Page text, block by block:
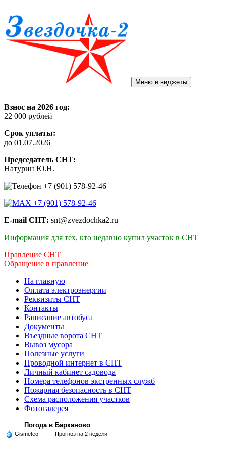
содержимому
Меню и виджеты
Взнос на 2026 год:
22 000 рублей
Срок уплаты:
до 01.07.2026
Председатель СНТ:
Натурин Ю.Н.
+7 (901) 578-92-46
+7 (901) 578-92-46
E-mail СНТ: snt@zvezdochka2.ru
Информация для тех, кто недавно купил участок в СНТ
Правление СНТ
Обращение в правление
На главную
Оплата электроэнергии
Реквизиты СНТ
Контакты
Раписание автобуса
Документы
Въездные ворота СНТ
Вывоз мусора
Полезные услуги
Проводной интернет в СНТ
Личный кабинет садовода
Номера телефонов экстренных служб
Пожарная безопасность в СНТ
Схема расположения участков
Фотогалерея
Погода в Барканово
Gismeteo Прогноз на 2 недели